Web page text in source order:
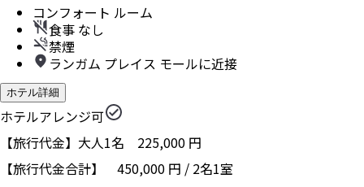
コンフォート ルーム
食事 なし
禁煙
ランガム プレイス モールに近接
ホテル詳細
ホテルアレンジ可
【旅行代金】大人1名 225,000 円
【旅行代金合計】 450,000 円 / 2名1室